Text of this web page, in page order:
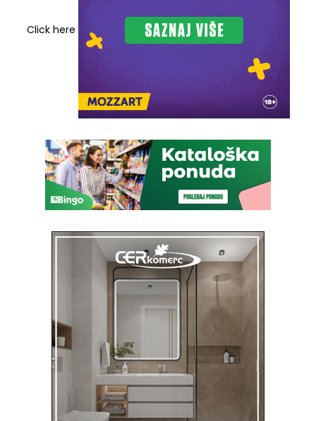
Click here